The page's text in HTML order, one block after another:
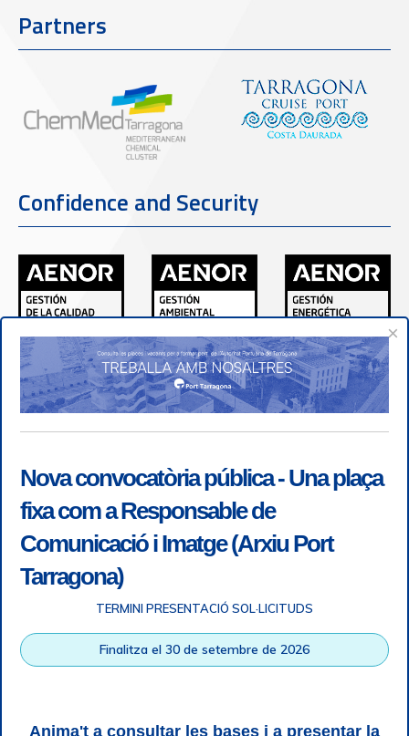
Partners
Confidence and Security
Accessibility Legal note | + info RGPD |Information of
×
Nova convocatòria pública - Una plaça
fixa com a Responsable de
Comunicació i Imatge (Arxiu Port
Tarragona)
TERMINI PRESENTACIÓ SOL·LICITUDS
Finalitza el 30 de setembre de 2026
Anima't a consultar les bases i a presentar la